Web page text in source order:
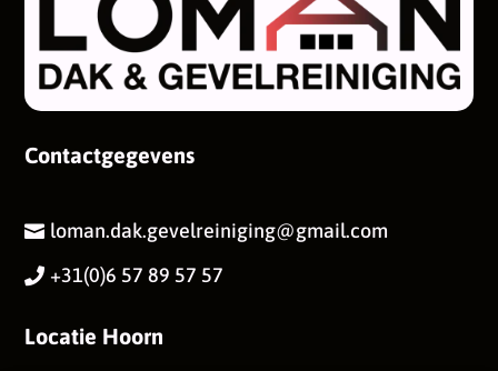
Contactgegevens
 loman.dak.gevelreiniging@gmail.com
 +31(0)6 57 89 57 57
Locatie Hoorn